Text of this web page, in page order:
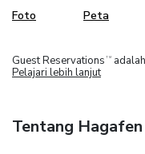
Foto Peta
Guest Reservations TM
Pelajari lebih lanjut
Tentang